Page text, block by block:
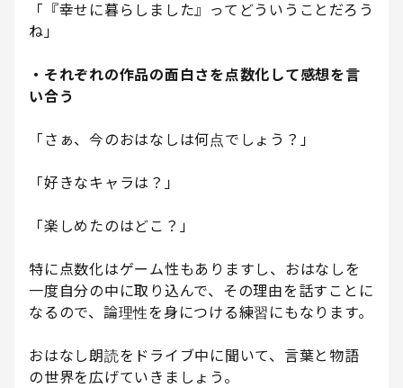
「『幸せに暮らしました』ってどういうことだろう
ね」
・それぞれの作品の面白さを点数化して感想を言
い合う
「さぁ、今のおはなしは何点でしょう？」
「好きなキャラは？」
「楽しめたのはどこ？」
特に点数化はゲーム性もありますし、おはなしを
一度自分の中に取り込んで、その理由を話すことに
なるので、論理性を身につける練習にもなります。
おはなし朗読をドライブ中に聞いて、言葉と物語
の世界を広げていきましょう。